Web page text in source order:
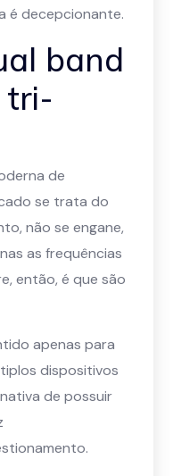
é decepcionante.
band
tri-
de
se trata do
não se engane,
as frequências
então, é que são
apenas para
dispositivos
de possuir